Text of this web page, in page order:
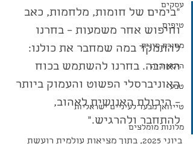
עסקים
טיפים
מסורת סינית
היסטוריה
טבע
טייוואן מבעד לעיניים ישראליות
מלונות מומלצים
״בימים של חומות, מלחמות, כאב
וחיפוש אחר משמעות – בחרנו
להתמקד במה שמחבר את כולנו:
האהבה. בחרנו להשתמש בכוח
האוניברסלי הפשוט והעמוק ביותר
– היכולת האנושית לאהוב,
להתחבר ולהרגיש.״
ביוני 2025, בתוך מציאות עולמית רועשת